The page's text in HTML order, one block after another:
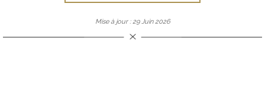
Mise à jour : 29 Juin 2026